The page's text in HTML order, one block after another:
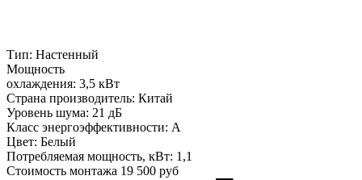
Тип: Настенный
Мощность
охлаждения: 3,5 кВт
Страна производитель: Китай
Уровень шума: 21 дБ
Класс энергоэффективности: A
Цвет: Белый
Потребляемая мощность, кВт: 1,1
Стоимость монтажа 19 500 руб